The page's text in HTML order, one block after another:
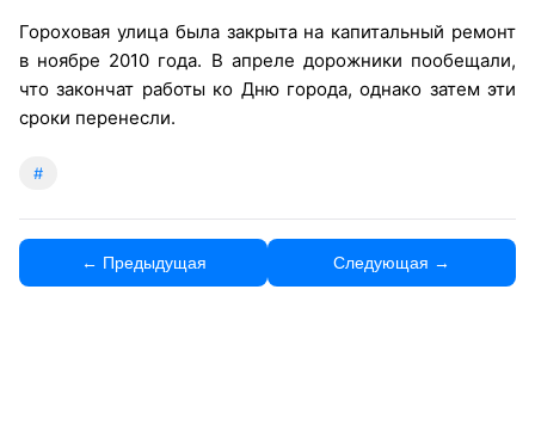
Гороховая улица была закрыта на капитальный ремонт
в ноябре 2010 года. В апреле дорожники пообещали,
что закончат работы ко Дню города, однако затем эти
сроки перенесли.
#
← Предыдущая Следующая →